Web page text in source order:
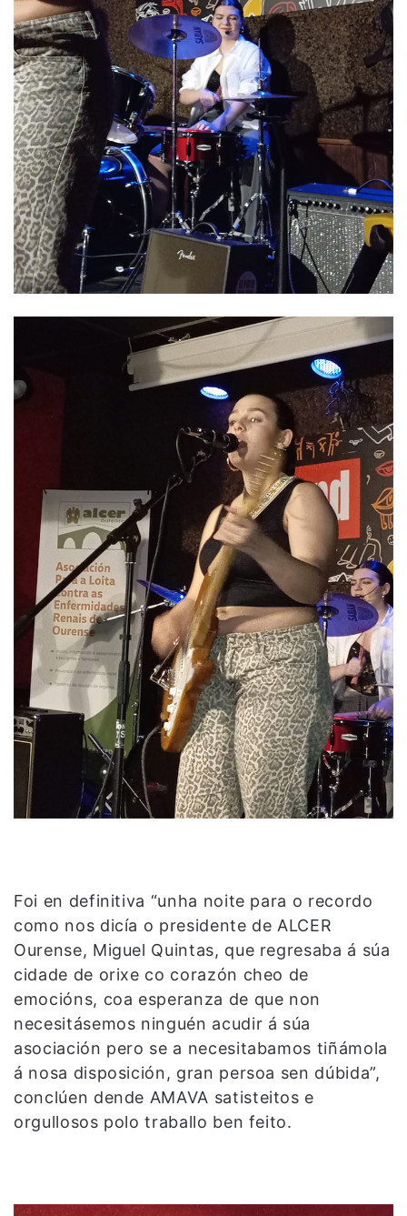
Foi en definitiva “unha noite para o recordo
como nos dicía o presidente de ALCER
Ourense, Miguel Quintas, que regresaba á súa
cidade de orixe co corazón cheo de
emocións, coa esperanza de que non
necesitásemos ninguén acudir á súa
asociación pero se a necesitabamos tiñámola
á nosa disposición, gran persoa sen dúbida”,
conclúen dende AMAVA satisteitos e
orgullosos polo traballo ben feito.